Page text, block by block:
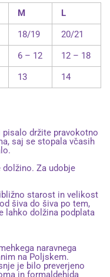
M
L
18/19
20/21
6 – 12
12 – 18
13 14
držite pravokotno
saj se stopala včasih
Za udobje
starost in velikost
šiva do šiva po tem,
lahko dolžina podplata
naravnega
na Poljskem.
je bilo preverjeno
in formaldehida